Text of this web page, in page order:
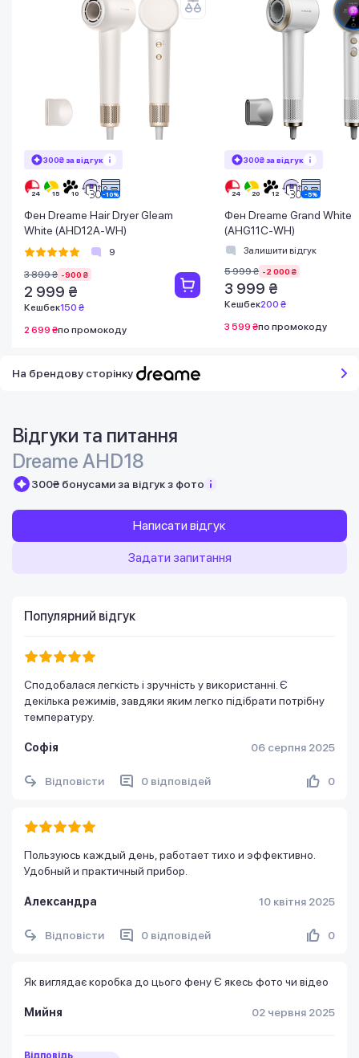
300₴ за відгук
Фен Dreame Hair Dryer Gleam
White (AHD12A-WH)
9
3 899 ₴ -900 ₴
2 999 ₴
Кешбек150 ₴
2 699 ₴по промокоду
300₴ за відгук
Фен Dreame Grand White
(AHG11C-WH)
Залишити відгук
5 999 ₴ -2 000 ₴
3 999 ₴
Кешбек200 ₴
3 599 ₴по промокоду
На брендову сторінку
Відгуки та питання
Dreame AHD18
300₴ бонусами за відгук з фото
Написати відгук
Задати запитання
Популярний відгук
Сподобалася легкість і зручність у використанні. Є
декілька режимів, завдяки яким легко підібрати потрібну
температуру.
Софія 06 серпня 2025
Відповісти 0 відповідей 0
Пользуюсь каждый день, работает тихо и эффективно.
Удобный и практичный прибор.
Александра 10 квітня 2025
Відповісти 0 відповідей 0
Як виглядає коробка до цього фену Є якесь фото чи відео
Мийня 02 червня 2025
Відповідь